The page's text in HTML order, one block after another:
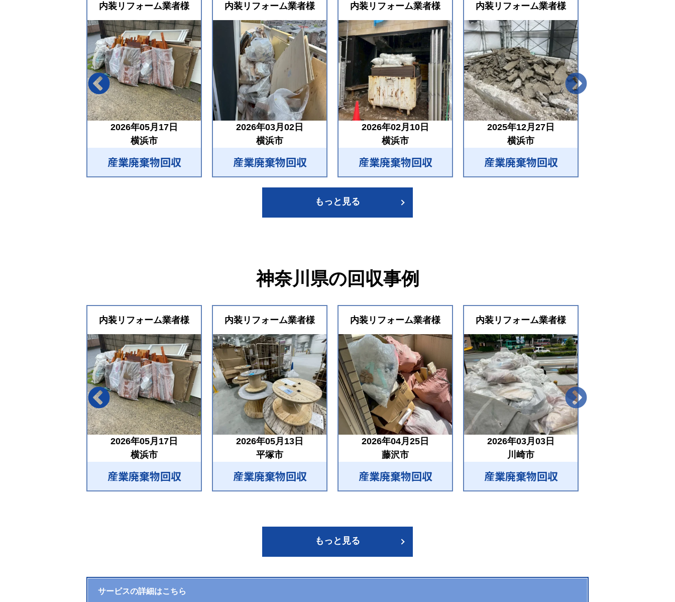
内装リフォーム業者様
2026年05月17日
横浜市
産業廃棄物回収
内装リフォーム業者様
2026年03月02日
横浜市
産業廃棄物回収
内装リフォーム業者様
2026年02月10日
横浜市
産業廃棄物回収
内装リフォーム業者様
2025年12月27日
横浜市
産業廃棄物回収
もっと見る
神奈川県の回収事例
内装リフォーム業者様
2026年05月17日
横浜市
産業廃棄物回収
内装リフォーム業者様
2026年05月13日
平塚市
産業廃棄物回収
内装リフォーム業者様
2026年04月25日
藤沢市
産業廃棄物回収
内装リフォーム業者様
2026年03月03日
川崎市
産業廃棄物回収
もっと見る
サービスの詳細はこちら